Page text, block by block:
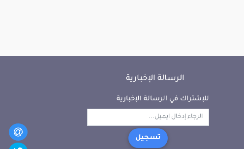
الرسالة الإخبارية
للإشتراك في الرسالة الإخبارية
تسجيل